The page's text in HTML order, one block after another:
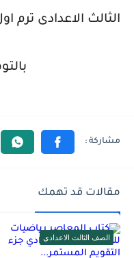
الثالث الاعدادى ترم
مقالات قد تهمك
الصف الثالث الاعدادي